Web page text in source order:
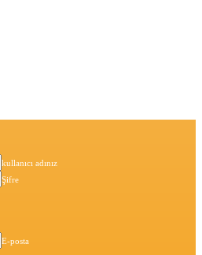
kullanıcı adınız
Şifre
E-posta